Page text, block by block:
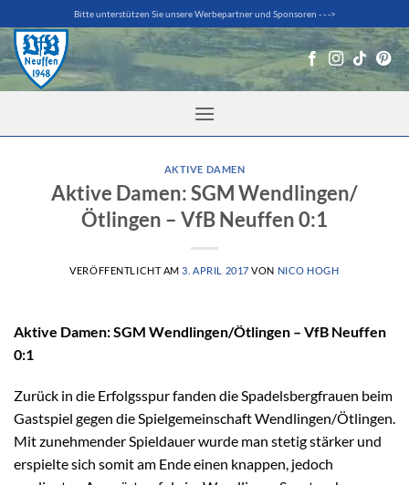
Inhalt
springen
Bitte unterstützen Sie unsere Werbepartner und Sponsoren - - ->
AKTIVE DAMEN
Aktive Damen: SGM Wendlingen/
Ötlingen – VfB Neuffen 0:1
VERÖFFENTLICHT AM 3. APRIL 2017 VON NICO HOGH
Aktive Damen: SGM Wendlingen/Ötlingen – VfB Neuffen
0:1
Zurück in die Erfolgsspur fanden die Spadelsbergfrauen beim
Gastspiel gegen die Spielgemeinschaft Wendlingen/Ötlingen.
Mit zunehmender Spieldauer wurde man stetig stärker und
erspielte sich somit am Ende einen knappen, jedoch